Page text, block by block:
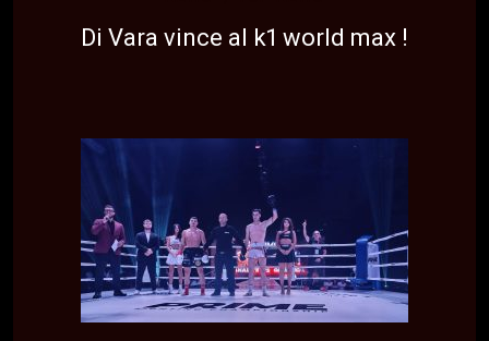
Di Vara vince al k1 world max !